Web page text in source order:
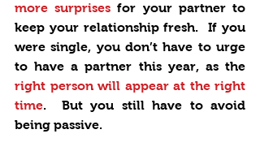
more surprises for your partner to
keep your relationship fresh.  If you
were single, you don’t have to urge
to have a partner this year, as the
right person will appear at the right
time.  But you still have to avoid
being passive.